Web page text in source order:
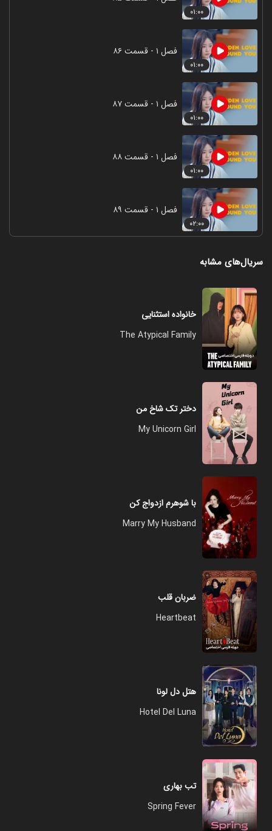
۰۱:۰۰
۰۱:۰۰
فصل ۱ - قسمت ۸۶
۰۱:۰۰
فصل ۱ - قسمت ۸۷
۰۱:۰۰
فصل ۱ - قسمت ۸۸
۰۲:۰۰
فصل ۱ - قسمت ۸۹
سریال‌های مشابه
خانواده استثنایی
The Atypical Family
دختر تک شاخ من
My Unicorn Girl
با شوهرم ازدواج کن
Marry My Husband
ضربان قلب
Heartbeat
هتل دل لونا
Hotel Del Luna
تب بهاری
Spring Fever